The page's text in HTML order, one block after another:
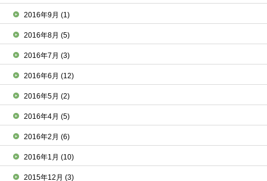
2016年9月(1)
2016年8月(5)
2016年7月(3)
2016年6月(12)
2016年5月(2)
2016年4月(5)
2016年2月(6)
2016年1月(10)
2015年12月(3)